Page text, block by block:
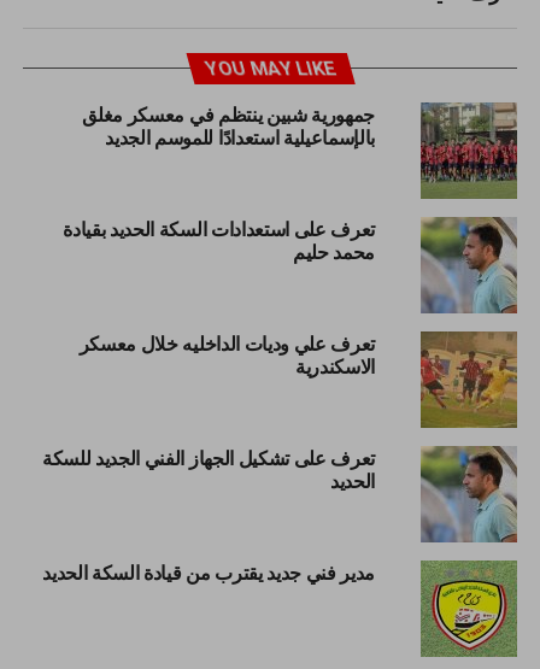
YOU MAY LIKE
جمهورية شبين ينتظم في معسكر مغلق
بالإسماعيلية استعدادًا للموسم الجديد
تعرف على استعدادات السكة الحديد بقيادة
محمد حليم
تعرف علي وديات الداخليه خلال معسكر
الاسكندرية
تعرف على تشكيل الجهاز الفني الجديد للسكة
الحديد
مدير فني جديد يقترب من قيادة السكة الحديد